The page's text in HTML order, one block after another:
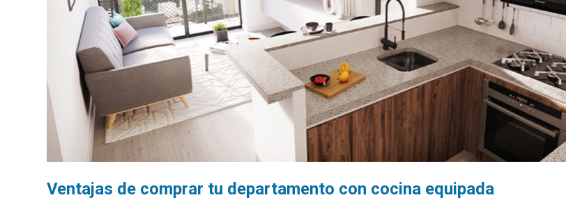
Ventajas de comprar tu departamento con cocina equipada